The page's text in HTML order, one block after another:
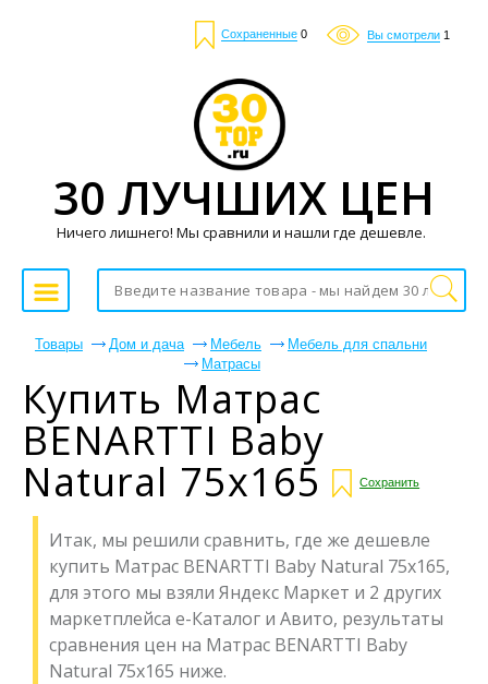
Сохраненные 0 Вы смотрели 1
Товары Дом и дача Мебель
Мебель для спальни
Матрасы
Купить Матрас
BENARTTI Baby
Natural 75x165 Сохранить
Итак, мы решили сравнить, где же дешевле
купить Матрас BENARTTI Baby Natural 75x165,
для этого мы взяли Яндекс Маркет и 2 других
маркетплейса е-Каталог и Авито, результаты
сравнения цен на Матрас BENARTTI Baby
Natural 75x165 ниже.
30 ЛУЧШИХ ЦЕН
Ничего лишнего! Мы сравнили и нашли где дешевле.